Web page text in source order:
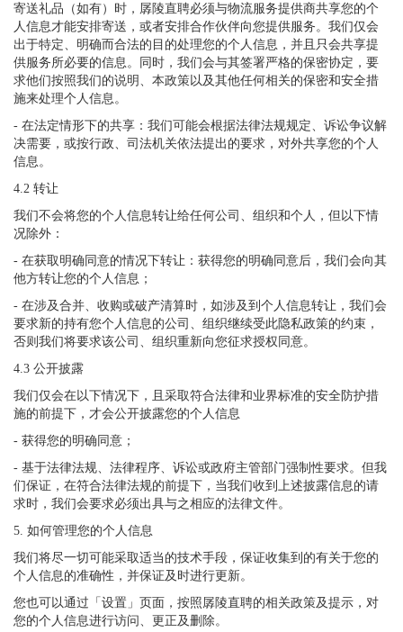
寄送礼品（如有）时，孱陵直聘必须与物流服务提供商共享您的个
人信息才能安排寄送，或者安排合作伙伴向您提供服务。我们仅会
出于特定、明确而合法的目的处理您的个人信息，并且只会共享提
供服务所必要的信息。同时，我们会与其签署严格的保密协定，要
求他们按照我们的说明、本政策以及其他任何相关的保密和安全措
施来处理个人信息。
- 在法定情形下的共享：我们可能会根据法律法规规定、诉讼争议解
决需要，或按行政、司法机关依法提出的要求，对外共享您的个人
信息。
4.2 转让
我们不会将您的个人信息转让给任何公司、组织和个人，但以下情
况除外：
- 在获取明确同意的情况下转让：获得您的明确同意后，我们会向其
他方转让您的个人信息；
- 在涉及合并、收购或破产清算时，如涉及到个人信息转让，我们会
要求新的持有您个人信息的公司、组织继续受此隐私政策的约束，
否则我们将要求该公司、组织重新向您征求授权同意。
4.3 公开披露
我们仅会在以下情况下，且采取符合法律和业界标准的安全防护措
施的前提下，才会公开披露您的个人信息
- 获得您的明确同意；
- 基于法律法规、法律程序、诉讼或政府主管部门强制性要求。但我
们保证，在符合法律法规的前提下，当我们收到上述披露信息的请
求时，我们会要求必须出具与之相应的法律文件。
5. 如何管理您的个人信息
我们将尽一切可能采取适当的技术手段，保证收集到的有关于您的
个人信息的准确性，并保证及时进行更新。
您也可以通过「设置」页面，按照孱陵直聘的相关政策及提示，对
您的个人信息进行访问、更正及删除。